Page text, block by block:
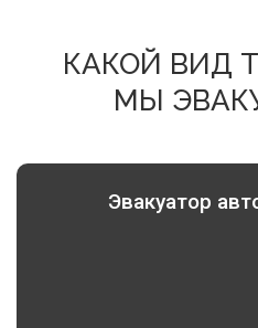
КАКОЙ ВИД
МЫ
Эвакуатор